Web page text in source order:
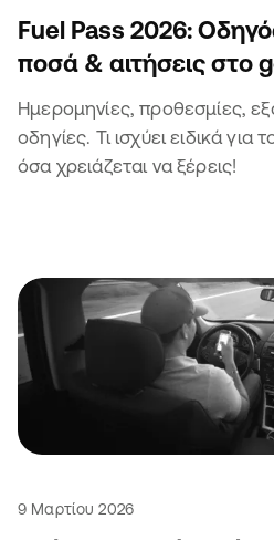
Fuel Pass 2026:
ποσά & αιτήσεις στο
Ημερομηνίες, προθεσμίες,
οδηγίες. Τι ισχύει ειδικά
όσα χρειάζεται να ξέρεις!
9 Μαρτίου 2026